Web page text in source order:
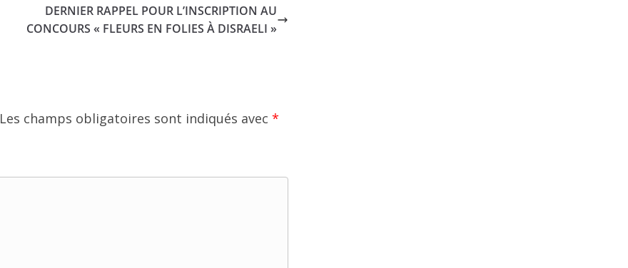
DERNIER RAPPEL POUR L’INSCRIPTION AU
CONCOURS « FLEURS EN FOLIES À DISRAELI »
Les champs obligatoires sont indiqués avec *